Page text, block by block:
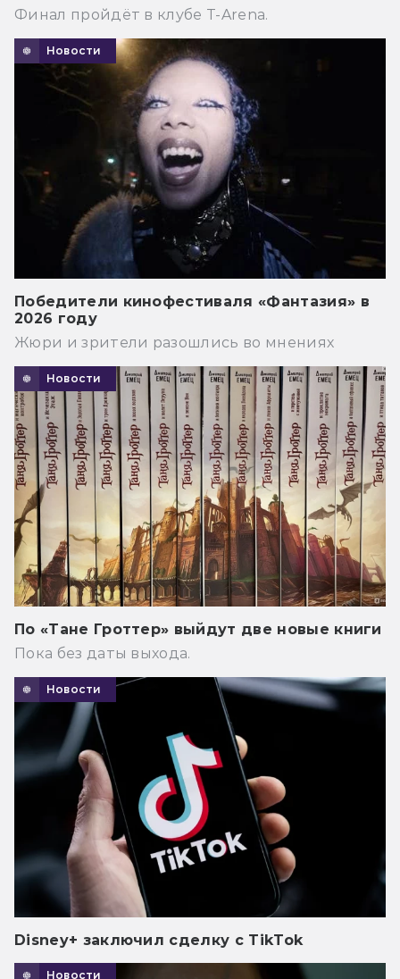
Финал пройдёт в клубе T-Arena.
Новости
Победители кинофестиваля «Фантазия» в
2026 году
Жюри и зрители разошлись во мнениях
Новости
По «Тане Гроттер» выйдут две новые книги
Пока без даты выхода.
Новости
Disney+ заключил сделку с TikTok
Новости